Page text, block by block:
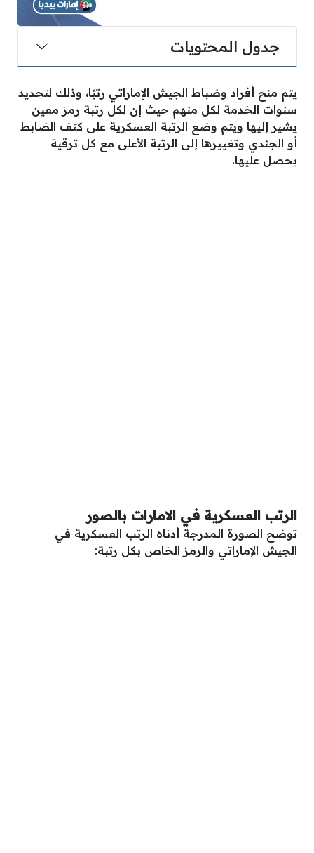
جدول المحتويات
يتم منح أفراد وضباط الجيش الإماراتي رتبًا، وذلك لتحديد
سنوات الخدمة لكل منهم حيث إن لكل رتبة رمز معين
يشير إليها ويتم وضع الرتبة العسكرية على كتف الضابط
أو الجندي وتغييرها إلى الرتبة الأعلى مع كل ترقية
يحصل عليها.
الرتب العسكرية في الامارات بالصور
توضح الصورة المدرجة أدناه الرتب العسكرية في
الجيش الإماراتي والرمز الخاص بكل رتبة: